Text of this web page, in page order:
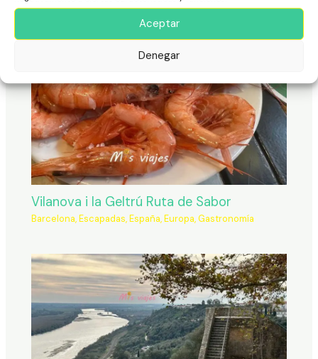
Aceptar
Denegar
Vilanova i la Geltrú Ruta de Sabor
Barcelona,Escapadas,España,Europa,Gastronomía